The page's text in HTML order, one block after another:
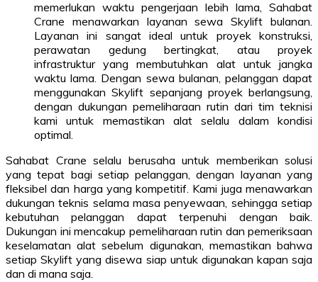
memerlukan waktu pengerjaan lebih lama, Sahabat
Crane menawarkan layanan sewa Skylift bulanan.
Layanan ini sangat ideal untuk proyek konstruksi,
perawatan gedung bertingkat, atau proyek
infrastruktur yang membutuhkan alat untuk jangka
waktu lama. Dengan sewa bulanan, pelanggan dapat
menggunakan Skylift sepanjang proyek berlangsung,
dengan dukungan pemeliharaan rutin dari tim teknisi
kami untuk memastikan alat selalu dalam kondisi
optimal.
Sahabat Crane selalu berusaha untuk memberikan solusi
yang tepat bagi setiap pelanggan, dengan layanan yang
fleksibel dan harga yang kompetitif. Kami juga menawarkan
dukungan teknis selama masa penyewaan, sehingga setiap
kebutuhan pelanggan dapat terpenuhi dengan baik.
Dukungan ini mencakup pemeliharaan rutin dan pemeriksaan
keselamatan alat sebelum digunakan, memastikan bahwa
setiap Skylift yang disewa siap untuk digunakan kapan saja
dan di mana saja.